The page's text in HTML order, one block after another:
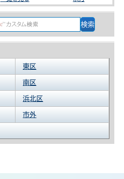
東区
南区
浜北区
市外